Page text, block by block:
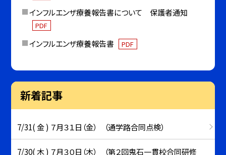
インフルエンザ療養報告書について 保護者通知
PDF
インフルエンザ療養報告書 PDF
新着記事
7/31( 金 ) ７月３１日（金） （通学路合同点検）
7/30( 木 ) ７月３０日（木） （第２回鬼石一貫校合同研修